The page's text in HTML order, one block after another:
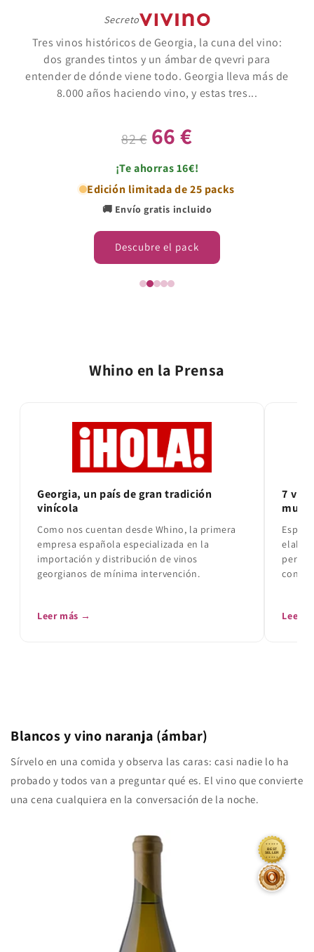
Secreto
Tres vinos históricos de Georgia, la cuna del vino:
dos grandes tintos y un ámbar de qvevri para
entender de dónde viene todo. Georgia lleva más de
8.000 años haciendo vino, y estas tres...
82 € 66 €
¡Te ahorras 16€!
Edición limitada de 25 packs
🚚 Envío gratis incluido
Descubre el pack
Whino en la Prensa
Georgia, un país de gran tradición
vinícola
Como nos cuentan desde Whino, la primera
empresa española especializada en la
importación y distribución de vinos
georgianos de mínima intervención.
Leer más →
7
Leer
Blancos y vino naranja (ámbar)
Sírvelo en una comida y observa las caras: casi nadie lo ha
probado y todos van a preguntar qué es. El vino que convierte
una cena cualquiera en la conversación de la noche.